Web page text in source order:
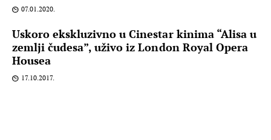
07.01.2020.
Uskoro ekskluzivno u Cinestar kinima “Alisa u
zemlji čudesa”, uživo iz London Royal Opera
Housea
17.10.2017.